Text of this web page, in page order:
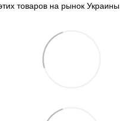
товаров на рынок Украины.